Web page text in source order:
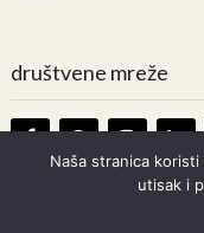
društvene mreže
Knjige
Naša stranica
utisak i